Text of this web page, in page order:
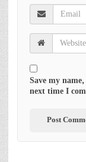
Save my
next time I